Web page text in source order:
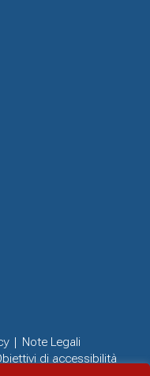
Note Legali
di accessibilità